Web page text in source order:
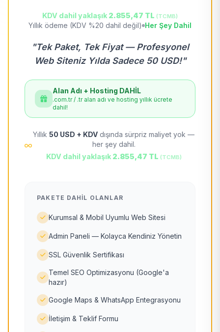
KDV dahil yaklaşık 2.855,47 TL (TCMB)
Yıllık ödeme (KDV %20 dahil değil) Her Şey Dahil
"Tek Paket, Tek Fiyat — Profesyonel
Web Siteniz Yılda Sadece 50 USD!"
Alan Adı + Hosting DAHİL
.com.tr / .tr alan adı ve hosting yıllık ücrete
dahil!
Yıllık 50 USD + KDV dışında sürpriz maliyet yok —
her şey dahil.
KDV dahil yaklaşık 2.855,47 TL (TCMB)
PAKETE DAHIL OLANLAR
Kurumsal & Mobil Uyumlu Web Sitesi
Admin Paneli — Kolayca Kendiniz Yönetin
SSL Güvenlik Sertifikası
Temel SEO Optimizasyonu (Google'a
hazır)
Google Maps & WhatsApp Entegrasyonu
İletişim & Teklif Formu